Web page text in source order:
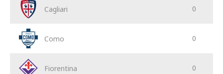
Serie A
Coppa Italia
Cagliari 0
Como 0
Fiorentina 0